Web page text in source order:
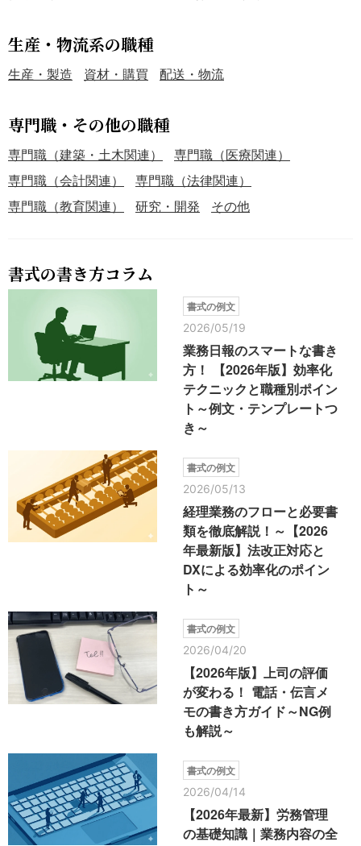
生産・物流系の職種
生産・製造 資材・購買 配送・物流
専門職・その他の職種
専門職（建築・土木関連）
専門職（医療関連）
専門職（会計関連）
専門職（法律関連）
専門職（教育関連）
研究・開発 その他
書式の書き方コラム
書式の例文
2026/05/19
業務日報のスマートな書き
方！ 【2026年版】効率化
テクニックと職種別ポイン
ト～例文・テンプレートつ
き～
書式の例文
2026/05/13
経理業務のフローと必要書
類を徹底解説！～【2026
年最新版】法改正対応と
DXによる効率化のポイン
ト～
書式の例文
2026/04/20
【2026年版】上司の評価
が変わる！ 電話・伝言メ
モの書き方ガイド～NG例
も解説～
書式の例文
2026/04/14
【2026年最新】労務管理
の基礎知識｜業務内容の全